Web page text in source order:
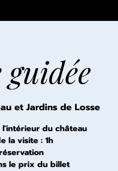
et Jardins de Losse
du château
la visite : 1h
le prix du billet